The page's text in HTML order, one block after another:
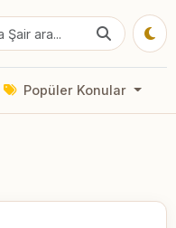
Popüler Konular